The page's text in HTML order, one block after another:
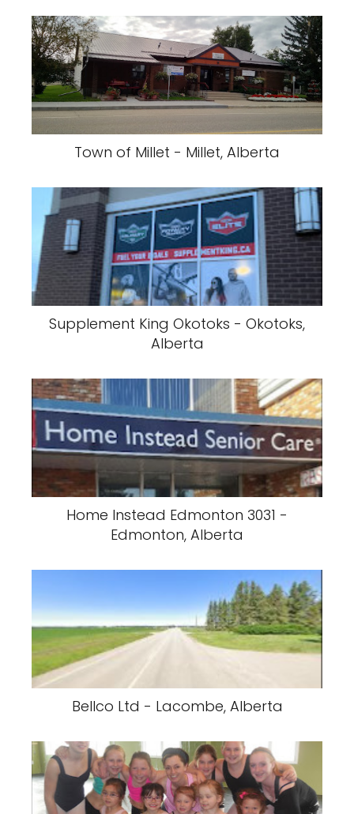
Town of Millet - Millet, Alberta
Supplement King Okotoks - Okotoks,
Alberta
Home Instead Edmonton 3031 -
Edmonton, Alberta
Bellco Ltd - Lacombe, Alberta